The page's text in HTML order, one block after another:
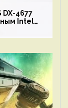
DX-4677
Intel